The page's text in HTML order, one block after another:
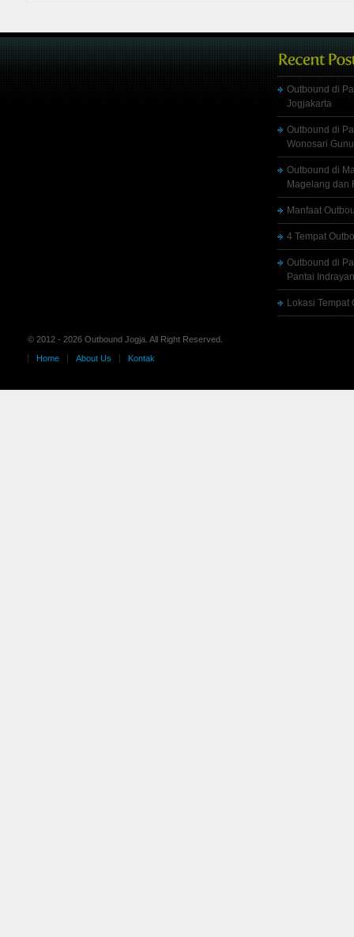
Outbound di
Jogjakarta
Outbound di
Wonosari
Outbound di
Magelang dan
Manfaat
4 Tempat
Outbound di
Pantai
Lokasi
© 2012 - 2026 Outbound Jogja. All Right Reserved.
Home
About Us Kontak